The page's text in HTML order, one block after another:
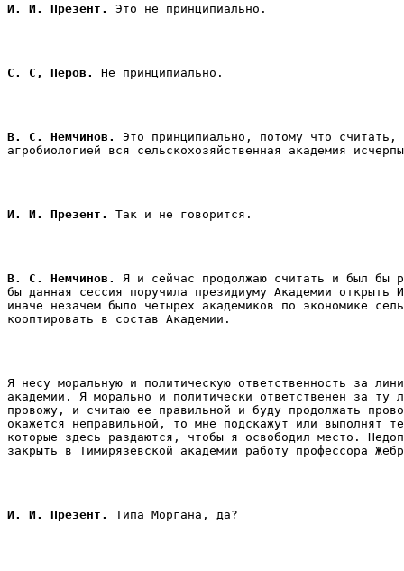
И. И. Презент. Это не принципиально.
С. С, Перов. Не принципиально.
В. С. Немчинов. Это принципиально, потому что считать,
агробиологией вся сельскохозяйственная академия
И. И. Презент. Так и не говорится.
В. С. Немчинов.
Я и сейчас продолжаю считать и был бы
бы данная сессия поручила президиуму Академии открыть
иначе незачем было четырех академиков по экономике
кооптировать в состав Академии.
Я несу моральную и политическую ответственность за
академии. Я морально и политически ответственен за ту
провожу, и считаю ее правильной и буду продолжать
окажется неправильной, то мне подскажут или выполнят
которые здесь раздаются, чтобы я освободил место.
закрыть в Тимирязевской академии работу профессора
И. И. Презент. Типа Моргана, да?